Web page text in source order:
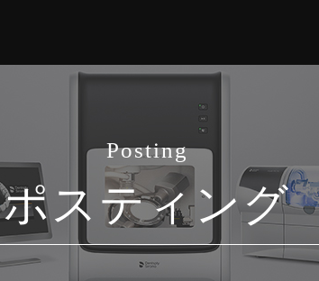
Posting
ポスティング